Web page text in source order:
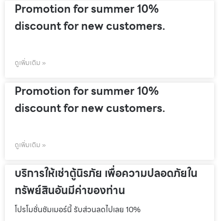
Promotion for summer 10%
discount for new customers.
ดูเพิ่มเติม »
Promotion for summer 10%
discount for new customers.
ดูเพิ่มเติม »
บริการให้เช่าตู้นิรภัย เพื่อความปลอดภัยใน
ทรัพย์สินอันมีค่าของท่าน
โปรโมชั่นชัมเมอร์นี้ รับส่วนลดไปเลย 10%